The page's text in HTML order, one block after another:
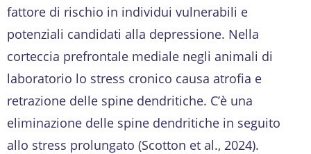
fattore di rischio in individui vulnerabili e
potenziali candidati alla depressione. Nella
corteccia prefrontale mediale negli animali di
laboratorio lo stress cronico causa atrofia e
retrazione delle spine dendritiche. C’è una
eliminazione delle spine dendritiche in seguito
allo stress prolungato (Scotton et al., 2024).